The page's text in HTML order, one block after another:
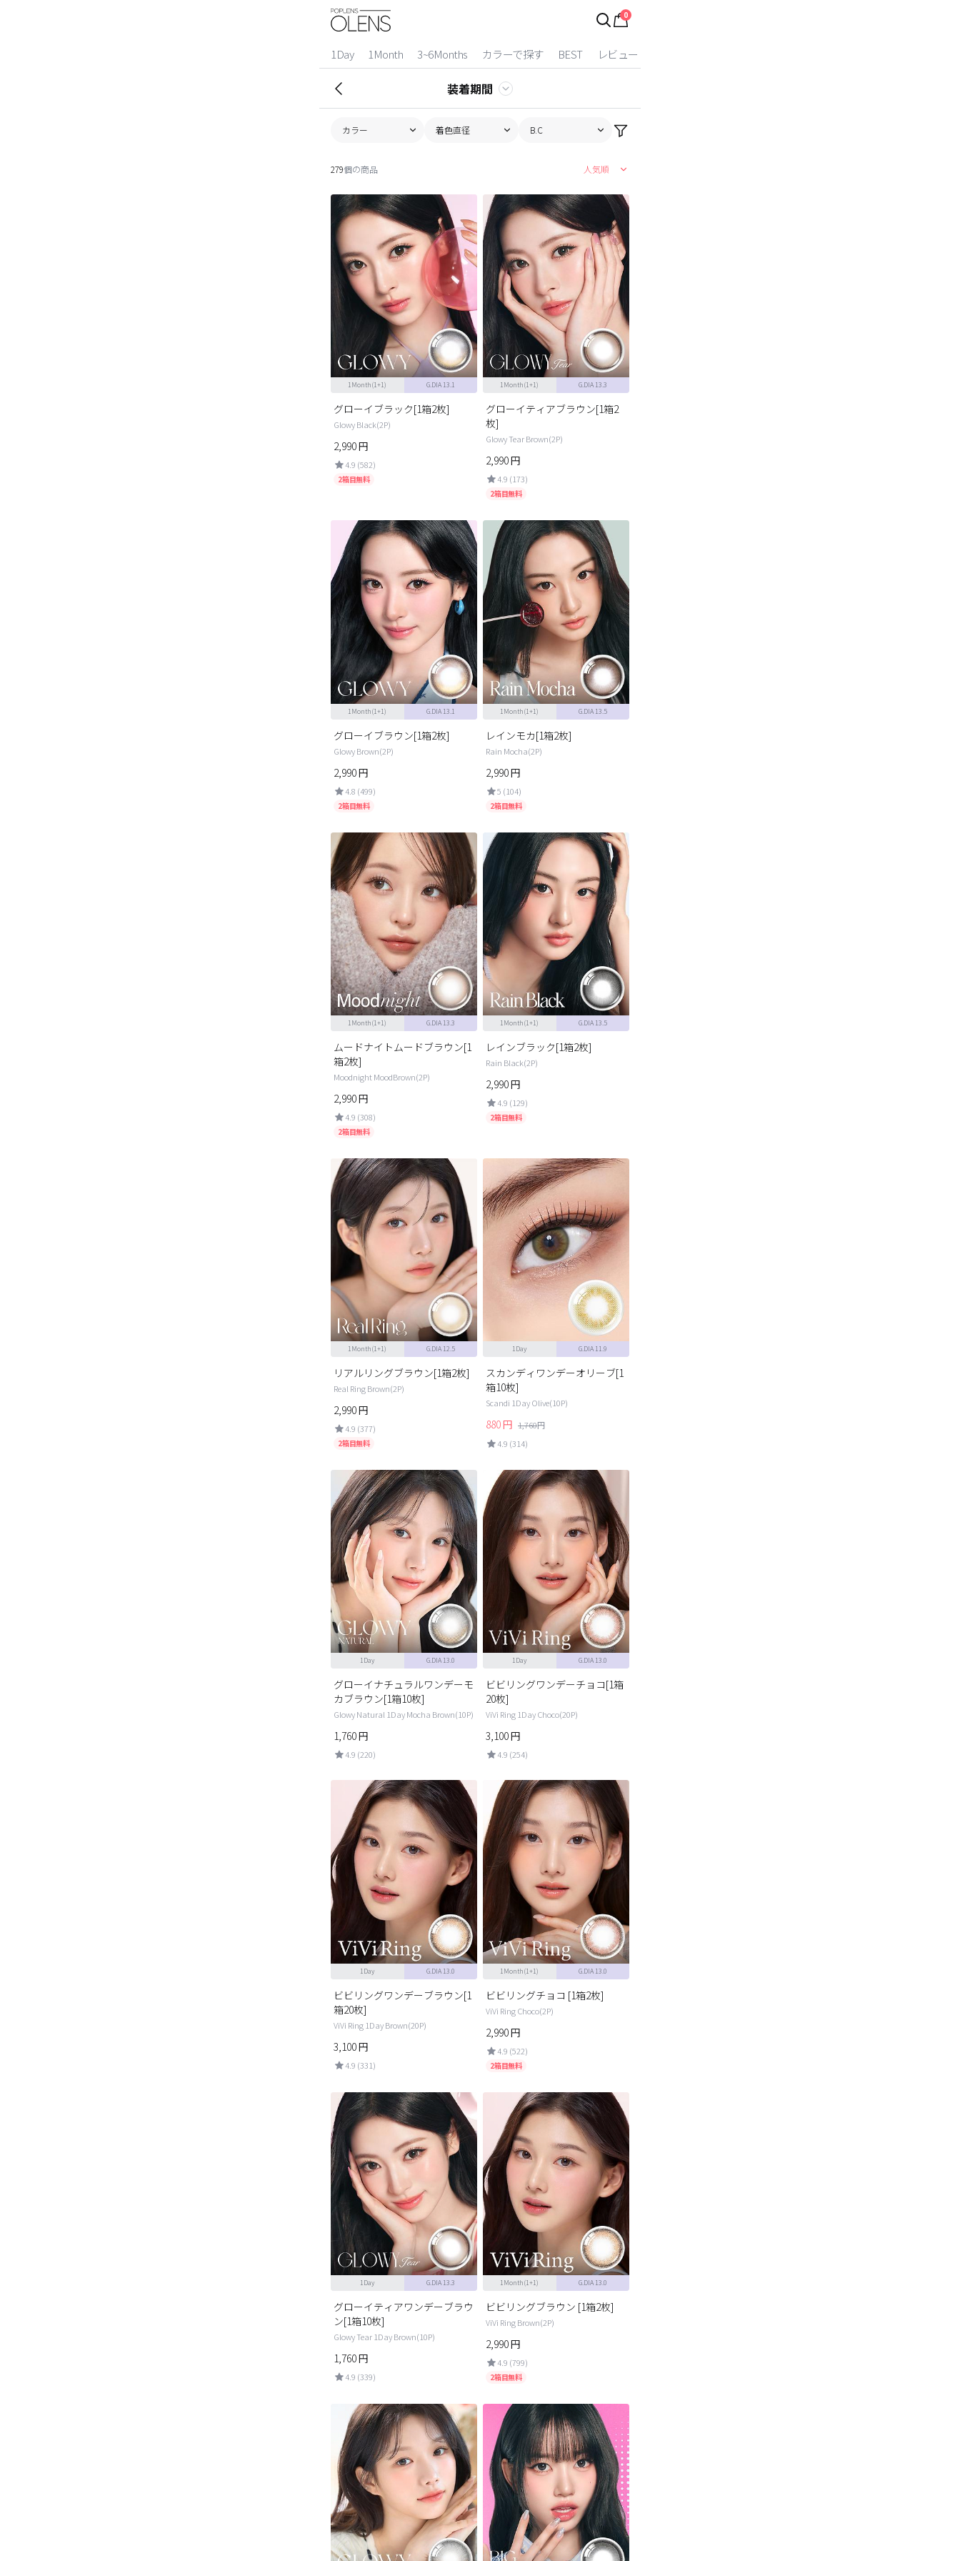
0
1Day 1Month 3~6Months カラーで探す BEST レビュー
2 Weeks
3~6 Months
チョコ
ブラック
グリーン
ピンク
LINE
装着期間
カラー 着色直径 B.C
279個の商品 人気順
1Month(1+1) G.DIA 13.1
グローイブラック[1箱2枚]
Glowy Black(2P)
2,990円
4.9 (582)
2箱目無料
1Month(1+1) G.DIA 13.3
グローイティアブラウン[1箱2
枚]
Glowy Tear Brown(2P)
2,990円
4.9 (173)
2箱目無料
1Month(1+1) G.DIA 13.1
グローイブラウン[1箱2枚]
Glowy Brown(2P)
2,990円
4.8 (499)
2箱目無料
1Month(1+1) G.DIA 13.5
レインモカ[1箱2枚]
Rain Mocha(2P)
2,990円
5 (104)
2箱目無料
1Month(1+1) G.DIA 13.3
ムードナイトムードブラウン[1
箱2枚]
Moodnight MoodBrown(2P)
2,990円
4.9 (308)
2箱目無料
1Month(1+1) G.DIA 13.5
レインブラック[1箱2枚]
Rain Black(2P)
2,990円
4.9 (129)
2箱目無料
1Month(1+1) G.DIA 12.5
リアルリングブラウン[1箱2枚]
Real Ring Brown(2P)
2,990円
4.9 (377)
2箱目無料
1Day G.DIA 11.9
スカンディワンデーオリーブ[1
箱10枚]
Scandi 1Day Olive(10P)
880 円 1,760円
4.9 (314)
1Day G.DIA 13.0
グローイナチュラルワンデーモ
カブラウン[1箱10枚]
Glowy Natural 1Day Mocha Brown(10P)
1,760円
4.9 (220)
1Day G.DIA 13.0
ビビリングワンデーチョコ[1箱
20枚]
ViVi Ring 1Day Choco(20P)
3,100円
4.9 (254)
1Day G.DIA 13.0
ビビリングワンデーブラウン[1
箱20枚]
ViVi Ring 1Day Brown(20P)
3,100円
4.9 (331)
1Month(1+1) G.DIA 13.0
ビビリングチョコ [1箱2枚]
ViVi Ring Choco(2P)
2,990円
4.9 (522)
2箱目無料
1Day G.DIA 13.3
グローイティアワンデーブラウ
ン[1箱10枚]
Glowy Tear 1Day Brown(10P)
1,760円
4.9 (339)
1Month(1+1) G.DIA 13.0
ビビリングブラウン [1箱2枚]
ViVi Ring Brown(2P)
2,990円
4.9 (799)
2箱目無料